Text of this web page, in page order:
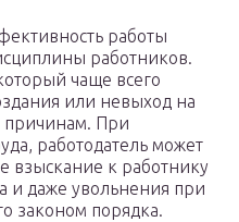
работы
работников.
чаще всего
или невыход на
причинам. При
работодатель может
взыскание к работнику
и даже увольнения при
законом порядка.